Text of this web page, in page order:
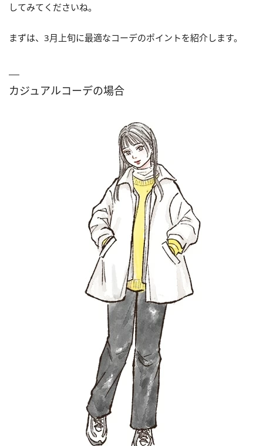
してみてくださいね。
まずは、3月上旬に最適なコーデのポイントを紹介します。
カジュアルコーデの場合